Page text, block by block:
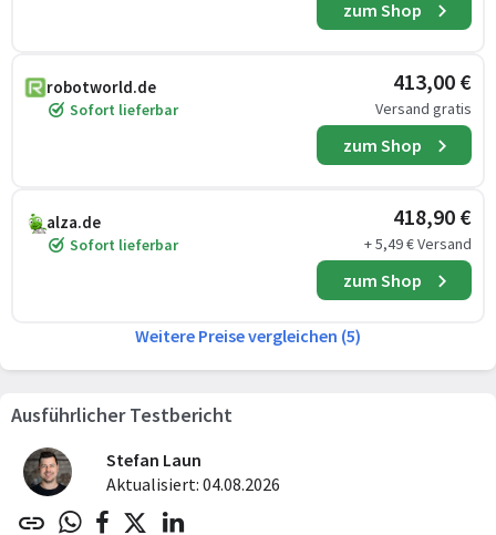
zum Shop
robotworld.de
Sofort lieferbar
413,00 €
Versand gratis
zum Shop
alza.de
Sofort lieferbar
418,90 €
+ 5,49 € Versand
zum Shop
Weitere Preise vergleichen (5)
Ausführlicher Testbericht
Stefan Laun
Aktualisiert: 04.08.2026